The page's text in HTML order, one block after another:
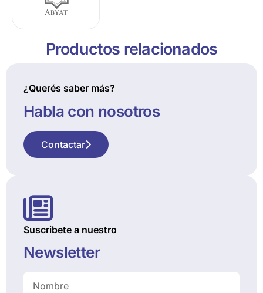
Productos relacionados
¿Querés saber más?
Habla con nosotros
Contactar
Suscribete a nuestro
Newsletter